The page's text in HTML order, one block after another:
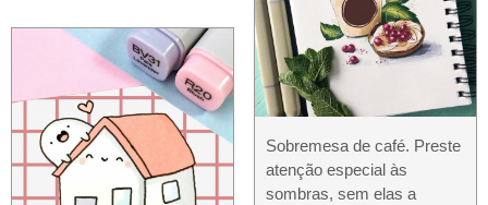
Sobremesa de café. Preste
atenção especial às
sombras, sem elas a